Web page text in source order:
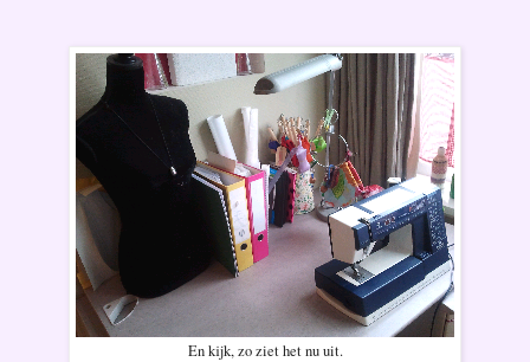
En kijk, zo ziet het nu uit.